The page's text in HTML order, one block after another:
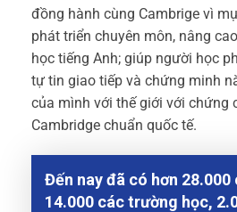
đồng hành cùng Cambrige vì
phát triển chuyên môn, nâng
học tiếng Anh; giúp người học
tự tin giao tiếp và chứng minh
của mình với thế giới với chứng
Cambridge chuẩn quốc tế.
Đến nay đã có hơn
14.000 các trường học,